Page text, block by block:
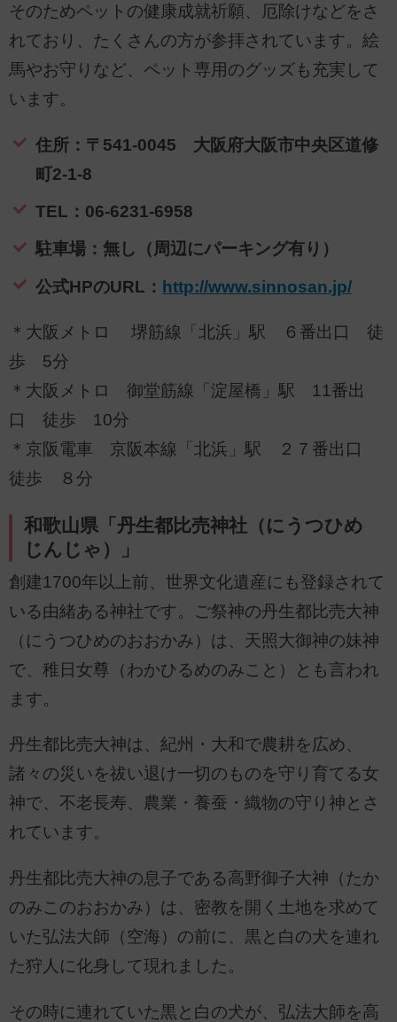
そのためペットの健康成就祈願、厄除けなどをさ
れており、たくさんの方が参拝されています。絵
馬やお守りなど、ペット専用のグッズも充実して
います。
住所：〒541-0045 大阪府大阪市中央区道修
町2-1-8
TEL：06-6231-6958
駐車場：無し（周辺にパーキング有り）
公式HPのURL： http://www.sinnosan.jp/
＊大阪メトロ 堺筋線「北浜」駅 ６番出口 徒
歩 5分
＊大阪メトロ 御堂筋線「淀屋橋」駅 11番出
口 徒歩 10分
＊京阪電車 京阪本線「北浜」駅 ２７番出口
徒歩 ８分
和歌山県「丹生都比売神社（にうつひめ
じんじゃ）」
創建1700年以上前、世界文化遺産にも登録されて
いる由緒ある神社です。ご祭神の丹生都比売大神
（にうつひめのおおかみ）は、天照大御神の妹神
で、稚日女尊（わかひるめのみこと）とも言われ
ます。
丹生都比売大神は、紀州・大和で農耕を広め、
諸々の災いを祓い退け一切のものを守り育てる女
神で、不老長寿、農業・養蚕・織物の守り神とさ
れています。
丹生都比売大神の息子である高野御子大神（たか
のみこのおおかみ）は、密教を開く土地を求めて
いた弘法大師（空海）の前に、黒と白の犬を連れ
た狩人に化身して現れました。
その時に連れていた黒と白の犬が、弘法大師を高